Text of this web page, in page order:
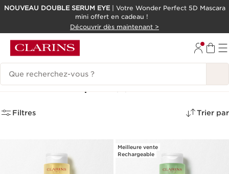
ALLER AU CONTENU
NOUVEAU DOUBLE SERUM EYE| Votre Wonder Perfect 5D Mascara
mini offert en cadeau !
Découvrir dès maintenant >
Historique des recherches
Lotions toniques (9)
Filtres Trier par
Meilleure vente
Rechargeable